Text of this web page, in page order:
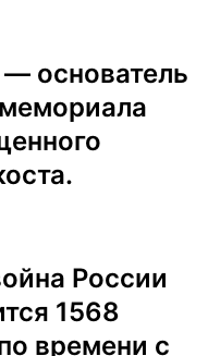
основатель
России
1568
времени с